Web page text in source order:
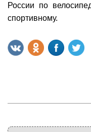
России по
спортивному.